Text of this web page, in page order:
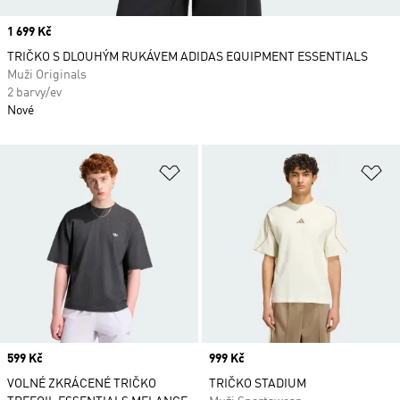
Přidat do seznamu přání
Price
599 Kč
VOLNÉ ZKRÁCENÉ TRIČKO
Price
999 Kč
TRIČKO STADIUM
Price
1 699 Kč
TRIČKO S DLOUHÝM RUKÁVEM ADIDAS EQUIPMENT ESSENTIALS
Muži Originals
2 barvy/ev
Nové